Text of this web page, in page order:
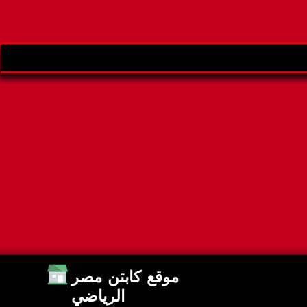
موقع كابتن مصر
الرياضي